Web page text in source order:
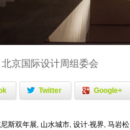
京国际设计周组委会
Twitter Google+
斯双年展, 山水城市, 设计·视界, 马岩松